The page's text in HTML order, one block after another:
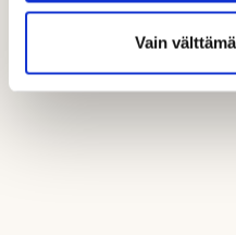
Vain